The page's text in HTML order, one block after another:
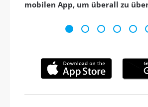
mobilen App, um überall zu